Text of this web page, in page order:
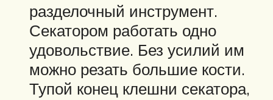
разделочный инструмент.
Секатором работать одно
удовольствие. Без усилий им
можно резать большие кости.
Тупой конец клешни секатора,